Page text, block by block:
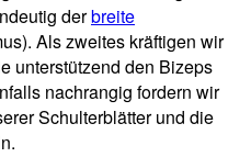
derbreite
Als zweites kräftigen wir
unterstützend den Bizeps
nachrangig fordern wir
Schulterblätter und die